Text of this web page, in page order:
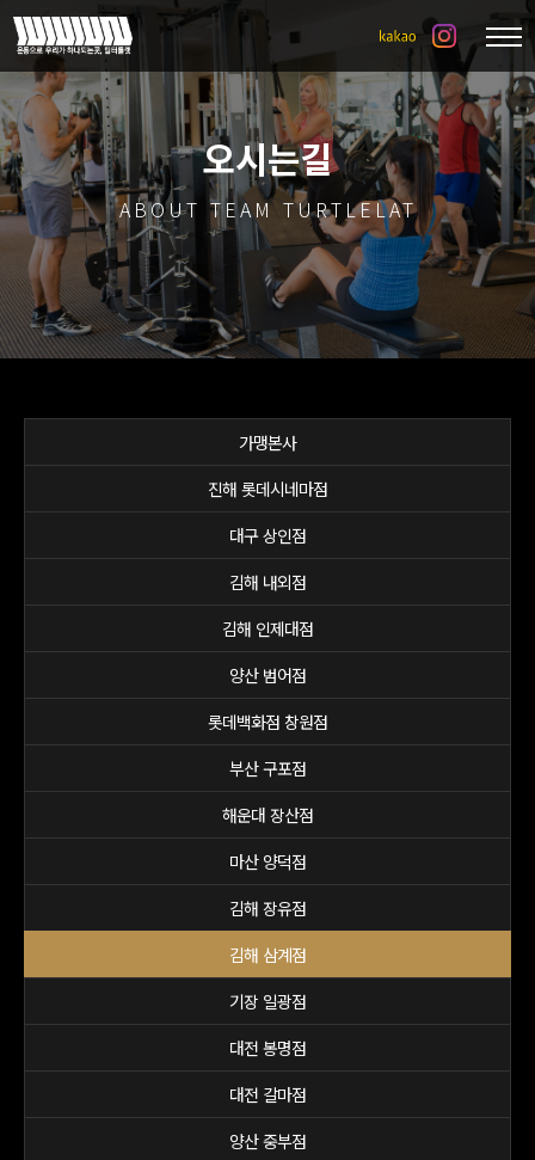
오시는길
ABOUT TEAM TURTLELAT
가맹본사
진해 롯데시네마점
대구 상인점
김해 내외점
김해 인제대점
양산 범어점
롯데백화점 창원점
부산 구포점
해운대 장산점
마산 양덕점
김해 장유점
김해 삼계점
기장 일광점
대전 봉명점
대전 갈마점
양산 중부점